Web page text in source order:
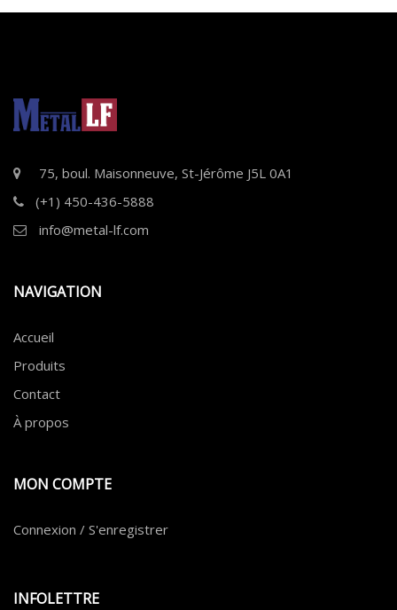
75, boul. Maisonneuve, St-Jérôme J5L 0A1
(+1) 450-436-5888
info@metal-lf.com
NAVIGATION
Accueil
Produits
Contact
À propos
MON COMPTE
Connexion / S'enregistrer
INFOLETTRE